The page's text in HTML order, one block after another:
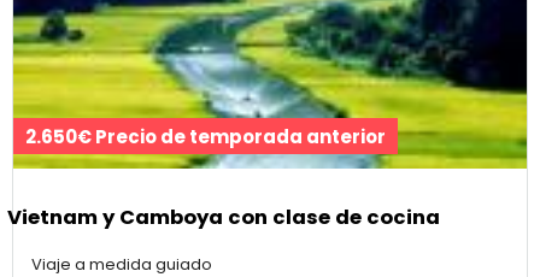
2.650€ Precio de temporada anterior
Vietnam y Camboya con clase de cocina
Viaje a medida guiado